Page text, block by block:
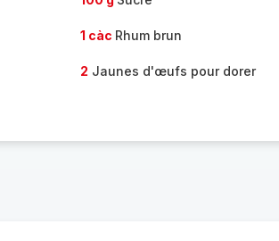
1 càc Rhum brun
2 Jaunes d'œufs pour dorer